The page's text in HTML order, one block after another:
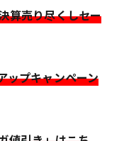
算売り尽くしセー
ップキャンペーン